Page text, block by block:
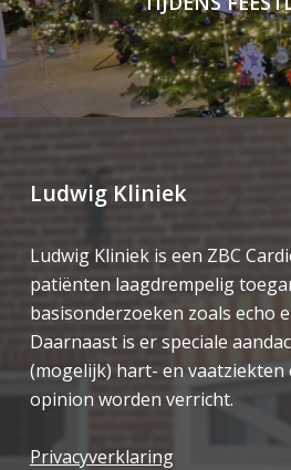
Ludwig Kliniek
Ludwig Kliniek is een ZBC
patiënten laagdrempelig
basisonderzoeken zoals echo
Daarnaast is er speciale
(mogelijk) hart- en vaatziekten
opinion worden verricht.
Privacyverklaring